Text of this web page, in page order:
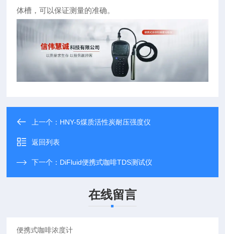
体槽，可以保证测量的准确。
上一个： HNY-5煤质活性炭耐压强度仪
返回列表
下一个： DiFluid便携式咖啡TDS测试仪
在线留言